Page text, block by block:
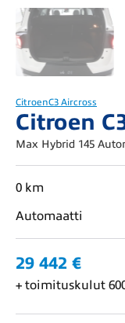
CitroenC3 Aircross
Citroen
Max Hybrid 145
0 km
Automaatti
29 442 €
+ toimituskulut